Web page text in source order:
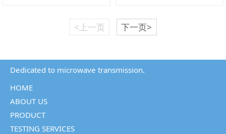
<上一页 下一页>
Dedicated to microwave transmission.
HOME
ABOUT US
PRODUCT
TESTING SERVICES